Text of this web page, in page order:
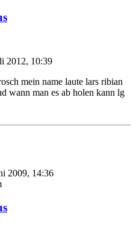
2012, 10:39
mein name laute lars ribian
wann man es ab holen kann lg
2009, 14:36